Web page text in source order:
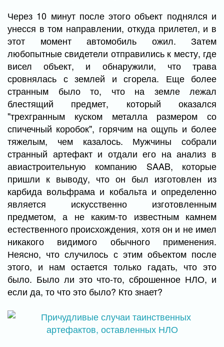
Через 10 минут после этого объект поднялся и
унесся в том направлении, откуда прилетел, и в
этот момент автомобиль ожил. Затем
любопытные свидетели отправились к месту, где
висел объект, и обнаружили, что трава
сровнялась с землей и сгорела. Еще более
странным было то, что на земле лежал
блестящий предмет, который оказался
"трехгранным куском металла размером со
спичечный коробок", горячим на ощупь и более
тяжелым, чем казалось. Мужчины собрали
странный артефакт и отдали его на анализ в
авиастроительную компанию SAAB, которые
пришли к выводу, что он был изготовлен из
карбида вольфрама и кобальта и определенно
является искусственно изготовленным
предметом, а не каким-то известным камнем
естественного происхождения, хотя он и не имел
никакого видимого обычного применения.
Неясно, что случилось с этим объектом после
этого, и нам остается только гадать, что это
было. Было ли это что-то, сброшенное НЛО, и
если да, то что это было? Кто знает?